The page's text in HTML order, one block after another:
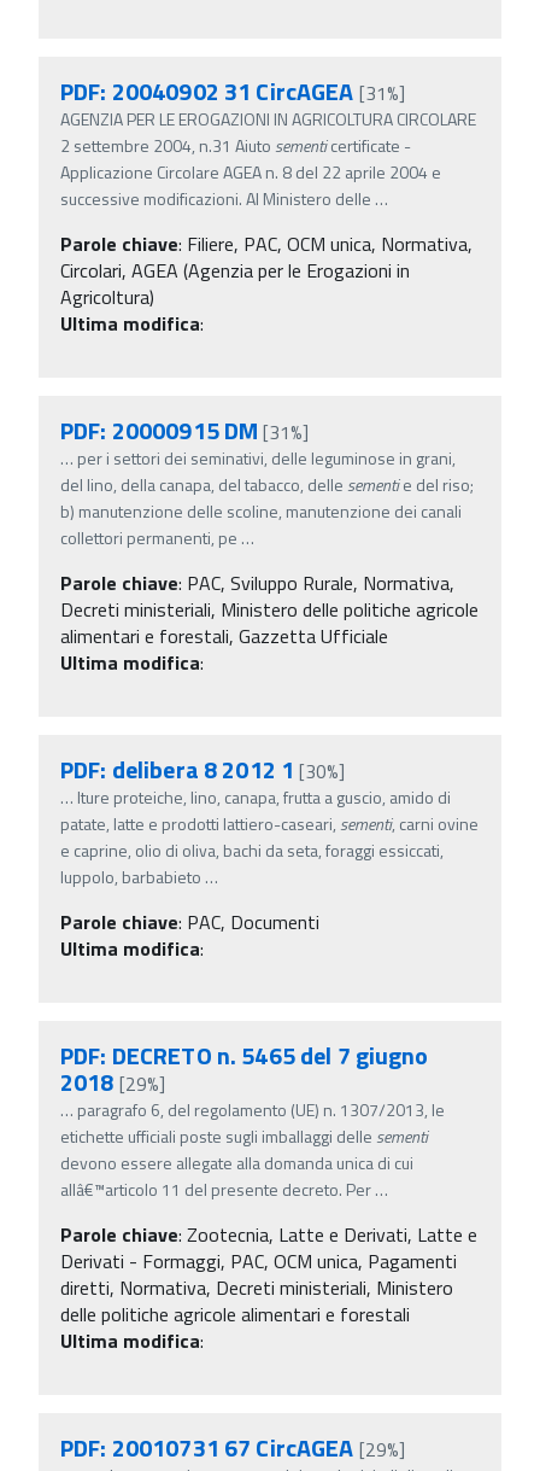
PDF: 20040902 31 CircAGEA [31%]
AGENZIA PER LE EROGAZIONI IN AGRICOLTURA CIRCOLARE
2 settembre 2004, n.31 Aiuto sementicertificate -
Applicazione Circolare AGEA n. 8 del 22 aprile 2004 e
successive modificazioni. Al Ministero delle …
Parole chiave: Filiere, PAC, OCM unica, Normativa,
Circolari, AGEA (Agenzia per le Erogazioni in
Agricoltura)
Ultima modifica:
PDF: 20000915 DM [31%]
… per i settori dei seminativi, delle leguminose in grani,
del lino, della canapa, del tabacco, delle sementie del riso;
b) manutenzione delle scoline, manutenzione dei canali
collettori permanenti, pe …
Parole chiave: PAC, Sviluppo Rurale, Normativa,
Decreti ministeriali, Ministero delle politiche agricole
alimentari e forestali, Gazzetta Ufficiale
Ultima modifica:
PDF: delibera 8 2012 1[30%]
… lture proteiche, lino, canapa, frutta a guscio, amido di
patate, latte e prodotti lattiero-caseari, sementi, carni ovine
e caprine, olio di oliva, bachi da seta, foraggi essiccati,
luppolo, barbabieto …
Parole chiave: PAC, Documenti
Ultima modifica:
PDF: DECRETO n. 5465 del 7 giugno
2018 [29%]
… paragrafo 6, del regolamento (UE) n. 1307/2013, le
etichette ufficiali poste sugli imballaggi delle sementi
devono essere allegate alla domanda unica di cui
allâ€™articolo 11 del presente decreto. Per…
Parole chiave: Zootecnia, Latte e Derivati, Latte e
Derivati - Formaggi, PAC, OCM unica, Pagamenti
diretti, Normativa, Decreti ministeriali, Ministero
delle politiche agricole alimentari e forestali
Ultima modifica:
PDF: 20010731 67 CircAGEA [29%]